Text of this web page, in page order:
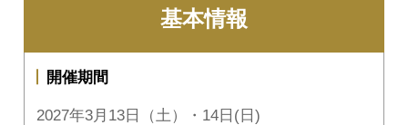
基本情報
開催期間
2027年3月13日（土）・14日(日)